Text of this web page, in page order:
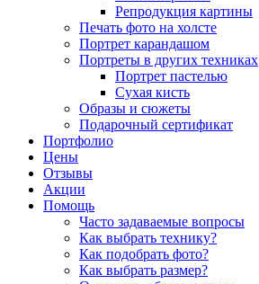
Репродукция картины
Печать фото на холсте
Портрет карандашом
Портреты в других техниках
Портрет пастелью
Сухая кисть
Образы и сюжеты
Подарочный сертификат
Портфолио
Цены
Отзывы
Акции
Помощь
Часто задаваемые вопросы
Как выбрать технику?
Как подобрать фото?
Как выбрать размер?